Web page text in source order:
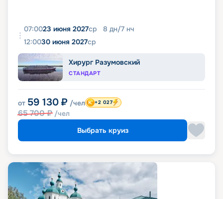
07:0023 июня 2027ср 8 дн/7 нч
12:0030 июня 2027ср
Хирург Разумовский
СТАНДАРТ
от 59 130 ₽ /чел
65 700₽ /чел
+2 027
Выбрать круиз